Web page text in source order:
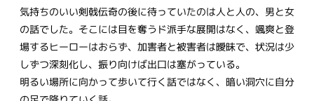
気持ちのいい剣戟伝奇の後に待っていたのは人と人の、男と女
の話でした。そこには目を奪うド派手な展開はなく、颯爽と登
場するヒーローはおらず、加害者と被害者は曖昧で、状況は少
しずつ深刻化し、振り向けば出口は塞がっている。
明るい場所に向かって歩いて行く話ではなく、暗い洞穴に自分